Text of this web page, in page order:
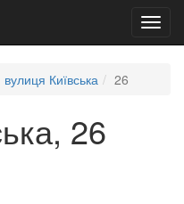
вулиця Київська 26
26